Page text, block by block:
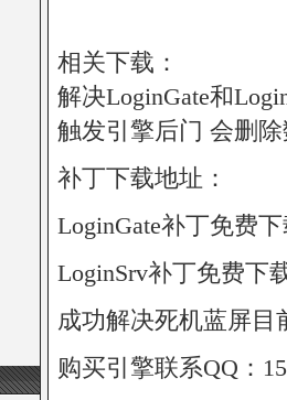
相关下载：
解决LoginGate和
触发引擎后门 会删
补丁下载地址：
LoginGate补丁免费
LoginSrv补丁免费下
成功解决死机蓝屏目
购买引擎联系QQ：